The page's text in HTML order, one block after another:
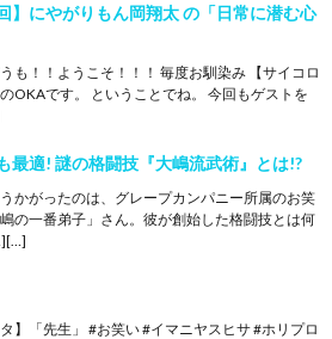
】にやがりもん岡翔太 の「日常に潜む心
も！！ようこそ！！！ 毎度お馴染み 【サイコロ
OKAです。 ということでね。 今回もゲストを
最適! 謎の格闘技『大嶋流武術』とは!?
かがったのは、グレープカンパニー所属のお笑
の一番弟子」さん。彼が創始した格闘技とは何
タ】「先生」 #お笑い #イマニヤスヒサ #ホリプロ